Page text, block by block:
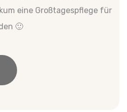
eine Großtagespflege für
🙂